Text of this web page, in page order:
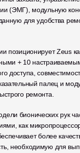
(ЭМГ), модульную
для удобства
позиционирует Zeus
+ 10
доступа,
палец и
ремонта.
бионических рук
как
более
необходимую для